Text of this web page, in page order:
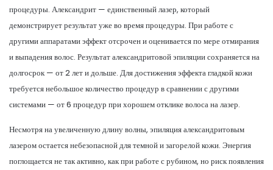
процедуры. Александрит — единственный лазер, который
демонстрирует результат уже во время процедуры. При работе с
другими аппаратами эффект отсрочен и оценивается по мере отмирания
и выпадения волос. Результат александритовой эпиляции сохраняется на
долгосрок — от 2 лет и дольше. Для достижения эффекта гладкой кожи
требуется небольшое количество процедур в сравнении с другими
системами — от 6 процедур при хорошем отклике волоса на лазер.
Несмотря на увеличенную длину волны, эпиляция александритовым
лазером остается небезопасной для темной и загорелой кожи. Энергия
поглощается не так активно, как при работе с рубином, но риск появления